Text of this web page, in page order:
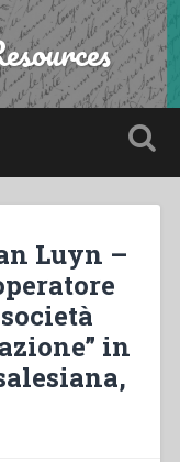
Luyn –
in